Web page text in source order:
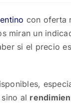
con oferta
miran un
si el precio
al